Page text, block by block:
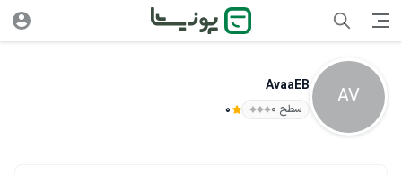
AV
AvaaEB
سطح ۰ 0